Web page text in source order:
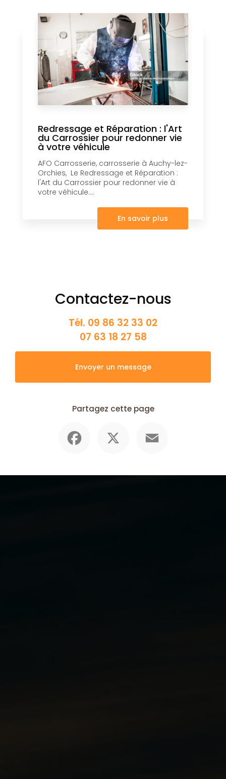
Redressage et Réparation : l'Art
du Carrossier pour redonner vie
à votre véhicule
AFO Carrosserie, carrosserie à Auchy-lez-
Orchies, Le Redressage et Réparation :
l'Art du Carrossier pour redonner vie à
votre véhicule....
En savoir plus
Contactez-nous
Tél. 09 86 32 33 02
07 63 18 27 58
Envoyer un message
Partagez cette page